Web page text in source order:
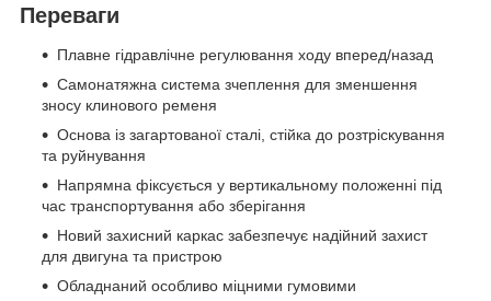
Переваги
Плавне гідравлічне регулювання ходу вперед/назад
Самонатяжна система зчеплення для зменшення
зносу клинового ременя
Основа із загартованої сталі, стійка до розтріскування
та руйнування
Напрямна фіксується у вертикальному положенні під
час транспортування або зберігання
Новий захисний каркас забезпечує надійний захист
для двигуна та пристрою
Обладнаний особливо міцними гумовими